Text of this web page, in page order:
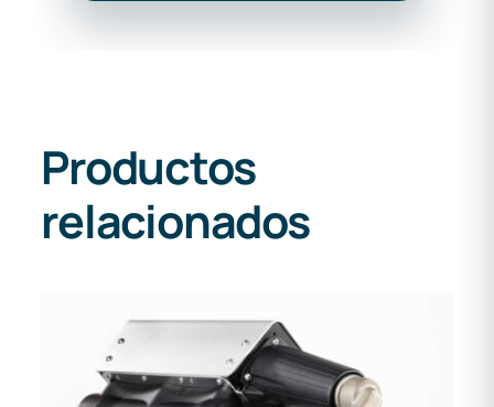
Productos
relacionados